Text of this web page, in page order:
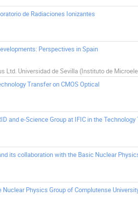
de Radiaciones Ionizantes
Perspectives in Spain
Transfer on CMOS Optical
and e-Science Group at IFIC in the
its collaboration with the Basic Nuclear
Physics Group of Complutense